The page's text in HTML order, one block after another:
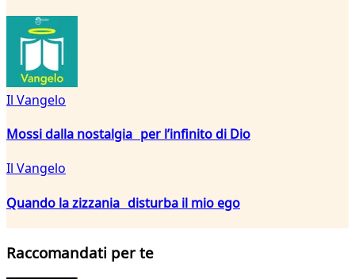
Il Vangelo
Mossi dalla nostalgia per l’infinito di Dio
Il Vangelo
Quando la zizzania disturba il mio ego
Raccomandati per te